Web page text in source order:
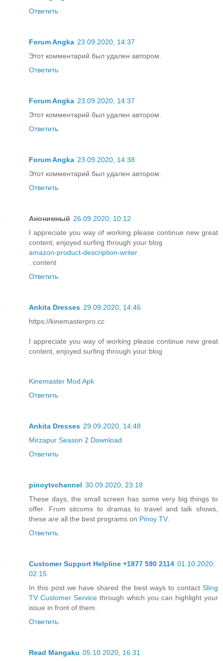
Ответить
Forum Angka 23.09.2020, 14:37
Этот комментарий был удален автором.
Ответить
Forum Angka 23.09.2020, 14:37
Этот комментарий был удален автором.
Ответить
Forum Angka 23.09.2020, 14:38
Этот комментарий был удален автором.
Ответить
Анонимный 26.09.2020, 10:12
I appreciate you way of working please continue new great
content, enjoyed surfing through your blog
amazon-product-description-writer
. content
Ответить
Ankita Dresses 29.09.2020, 14:46
https://kinemasterpro.cc
I appreciate you way of working please continue new great
content, enjoyed surfing through your blog
Kinemaster Mod Apk
Ответить
Ankita Dresses 29.09.2020, 14:48
Mirzapur Season 2 Download
Ответить
pinoytvchannel 30.09.2020, 23:18
These days, the small screen has some very big things to
offer. From sitcoms to dramas to travel and talk shows,
these are all the best programs on Pinoy TV.
Ответить
Customer Support Helpline +1877 590 2114 01.10.2020,
02:15
In this post we have shared the best ways to contact Sling
TV Customer Service through which you can highlight your
issue in front of them.
Ответить
Read Mangaku 05.10.2020, 16:31